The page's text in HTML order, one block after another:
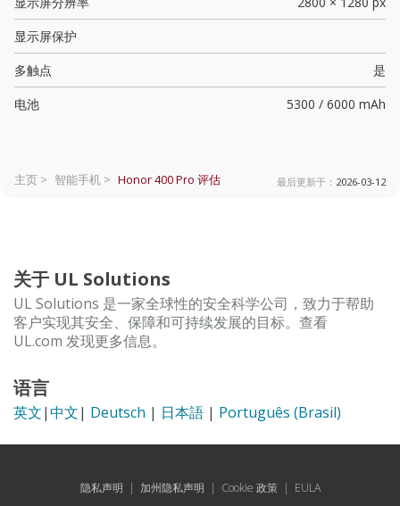
显示屏保护
多触点
是
电池
5300 / 6000 mAh
主页 > 智能手机 > Honor 400 Pro 评估 最后更新于： 2026-03-12
关于 UL Solutions
UL Solutions 是一家全球性的安全科学公司，致力于帮助
客户实现其安全、保障和可持续发展的目标。查看
UL.com 发现更多信息。
语言
英文|中文| Deutsch | 日本語 | Português (Brasil)
隐私声明 | 加州隐私声明 | Cookie 政策| EULA